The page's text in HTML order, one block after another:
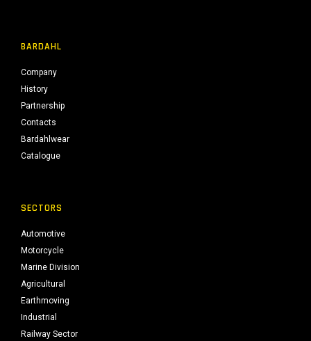
BARDAHL
Company
History
Partnership
Contacts
Bardahlwear
Catalogue
SECTORS
Automotive
Motorcycle
Marine Division
Agricultural
Earthmoving
Industrial
Railway Sector